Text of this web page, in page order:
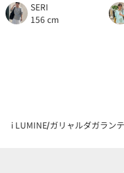
SERI
156 cm
i LUMINE ガリャルダガランテ